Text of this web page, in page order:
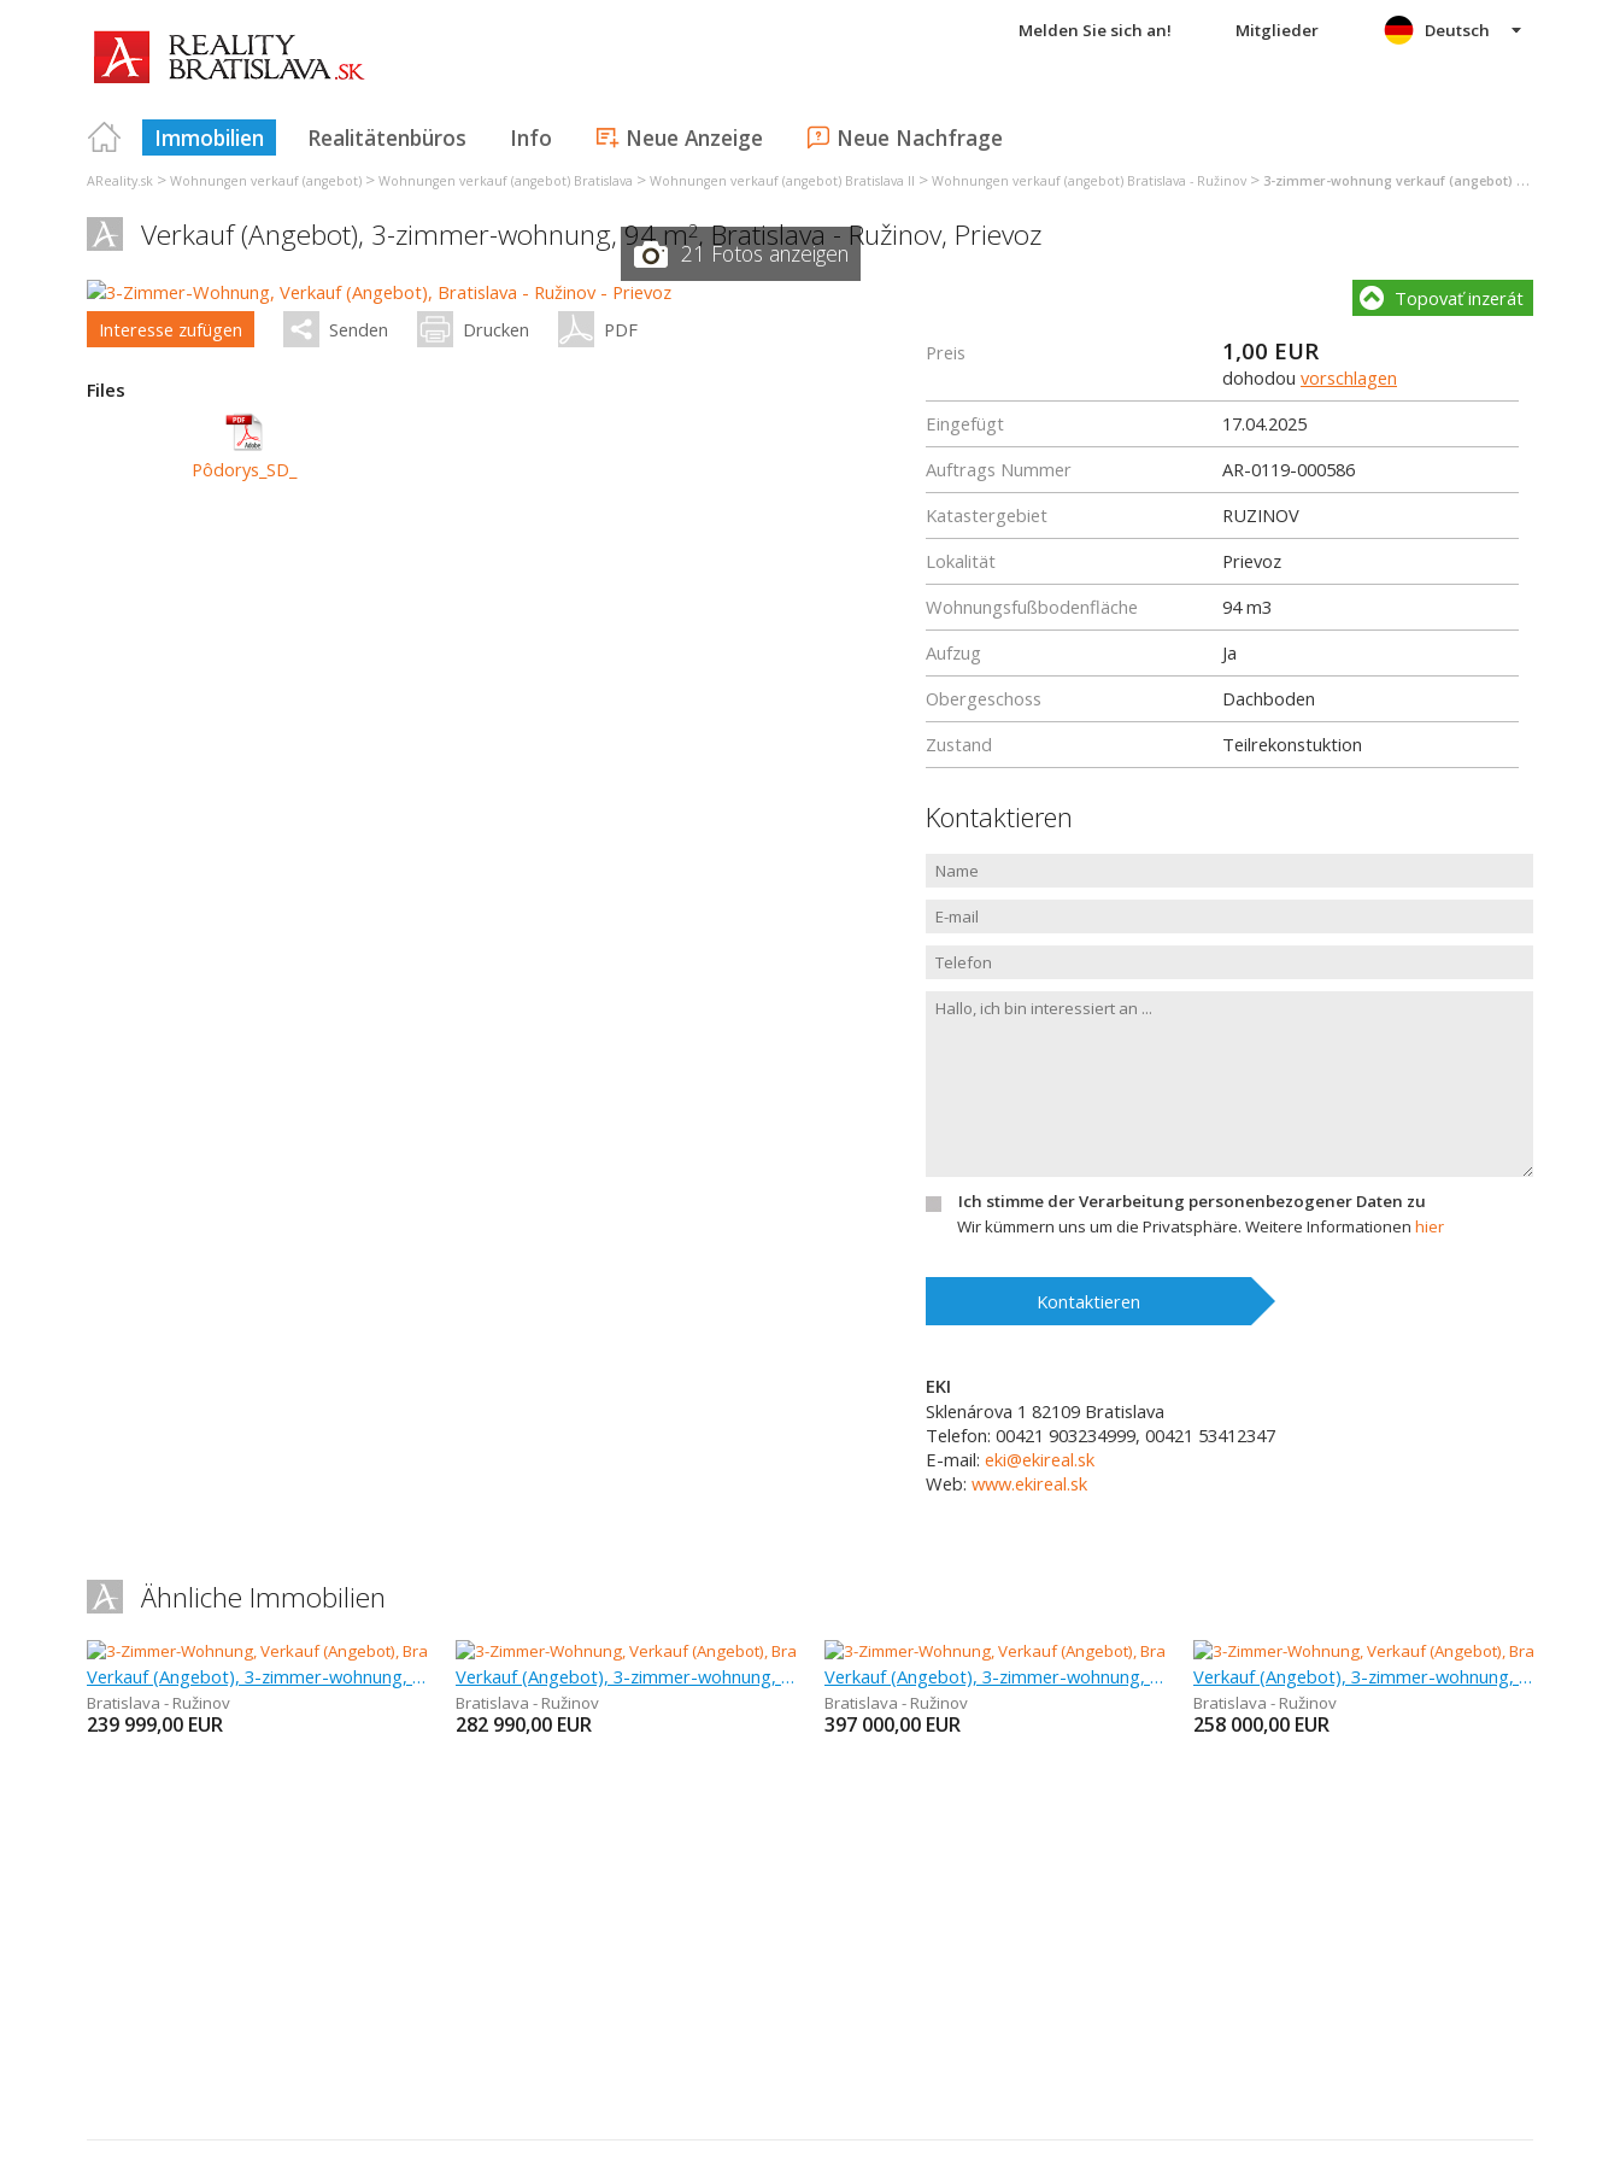
Melden Sie sich an! Mitglieder
Immobilien Realitätenbüros Info Neue Anzeige Neue Nachfrage
Deutsch
AReality.sk > Wohnungen verkauf (angebot) > Wohnungen verkauf (angebot) Bratislava > Wohnungen verkauf (angebot) Bratislava II > Wohnungen verkauf (angebot) Bratislava - Ružinov > 3-zimmer-wohnung verkauf (angebot) Bratislava - Ružinov
Verkauf (Angebot), 3-zimmer-wohnung, 94 m2,Bratislava - Ružinov, Prievoz
21 Fotos anzeigen
Interesse zufügen Senden Drucken PDF
Files
Pôdorys_SD_
Topovať inzerát
Preis 1,00 EUR
dohodou vorschlagen
Eingefügt
17.04.2025
Auftrags Nummer
AR-0119-000586
Katastergebiet
RUZINOV
Lokalität
Prievoz
Wohnungsfußbodenfläche
94 m3
Aufzug
Ja
Obergeschoss
Dachboden
Zustand
Teilrekonstuktion
Kontaktieren
Ich stimme der Verarbeitung personenbezogener Daten zu
Wir kümmern uns um die Privatsphäre. Weitere Informationen hier
Kontaktieren
EKI
Sklenárova 1 82109 Bratislava
Telefon: 00421 903234999, 00421 53412347
E-mail: eki@ekireal.sk
Web: www.ekireal.sk
Ähnliche Immobilien
Verkauf (Angebot), 3-zimmer-wohnung, 66 m
Bratislava - Ružinov
239 999,00 EUR
Verkauf (Angebot), 3-zimmer-wohnung, 68 m
Bratislava - Ružinov
282 990,00 EUR
Verkauf (Angebot), 3-zimmer-wohnung, 74,25 m
Bratislava - Ružinov
397 000,00 EUR
Verkauf (Angebot), 3-zimmer-wohnung, 80 m
Bratislava - Ružinov
258 000,00 EUR